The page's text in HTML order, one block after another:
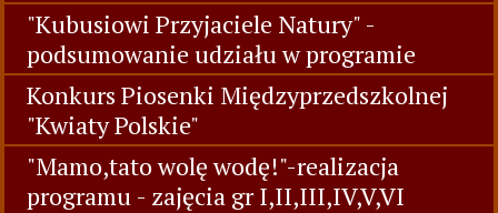
"Kubusiowi Przyjaciele Natury" -
podsumowanie udziału w programie
Konkurs Piosenki Międzyprzedszkolnej
"Kwiaty Polskie"
"Mamo,tato wolę wodę!"-realizacja
programu - zajęcia gr I,II,III,IV,V,VI